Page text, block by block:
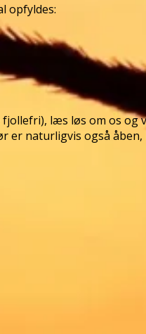
opfyldes:
læs løs om os og
er naturligvis også